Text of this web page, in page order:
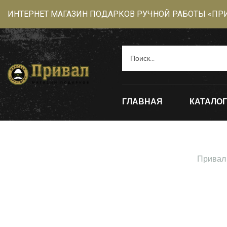
ИНТЕРНЕТ МАГАЗИН ПОДАРКОВ РУЧНОЙ РАБОТЫ
ГЛАВНАЯ КАТАЛОГ